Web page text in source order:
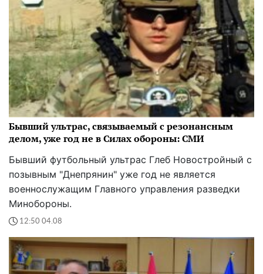
Бывший ультрас, связываемый с резонансным
делом, уже год не в Силах обороны: СМИ
Бывший футбольный ультрас Глеб Новостройный с
позывным "Днепрянин" уже год не является
военнослужащим Главного управления разведки
Минобороны.
12:50 04.08